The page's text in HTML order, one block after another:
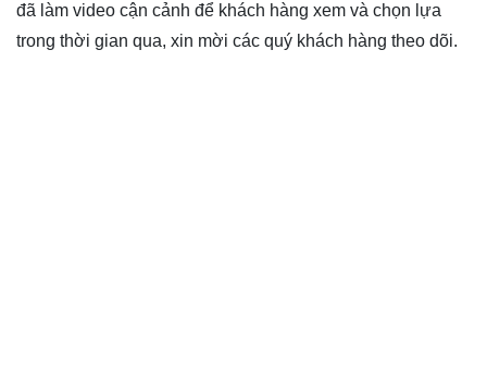
đã làm video cận cảnh để khách hàng xem và chọn lựa
trong thời gian qua, xin mời các quý khách hàng theo dõi.